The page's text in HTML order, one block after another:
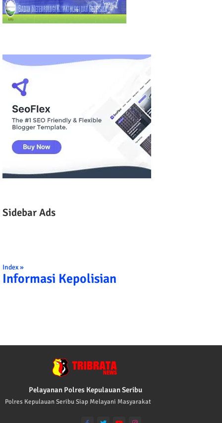
Sidebar Ads
Index »
Informasi Kepolisian
Pelayanan Polres Kepulauan Seribu
Polres Kepulauan Seribu Siap Melayani Masyarakat